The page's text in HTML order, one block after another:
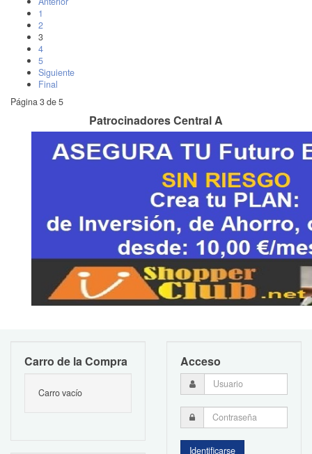
1
2
3
4
5
Siguiente
Final
Página 3 de 5
Patrocinadores Central A
Carro de la Compra
Carro vacío
Acceso